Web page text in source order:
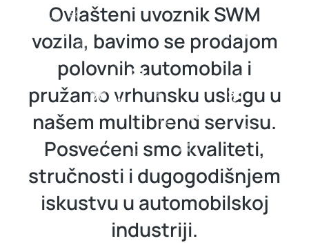
Ovlašteni uvoznik SWM
vozila, bavimo se prodajom
polovnih automobila i
pružamo vrhunsku uslugu u
našem multibrend servisu.
Posvećeni smo kvaliteti,
stručnosti i dugogodišnjem
iskustvu u automobilskoj
industriji.